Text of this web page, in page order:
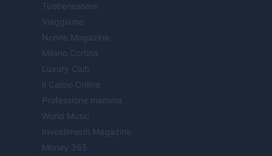
Tuobenessere
Viaggiamo
Nonne Magazine
Milano Cortina
Luxury Club
Il Calcio Online
Professione mamma
World Music
Investimenti Magazine
Money 365